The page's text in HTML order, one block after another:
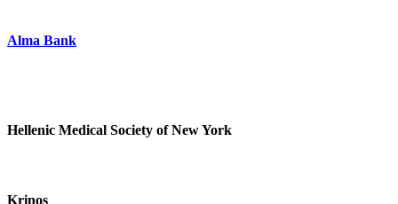
Alma Bank
Hellenic Medical Society of New York
Krinos